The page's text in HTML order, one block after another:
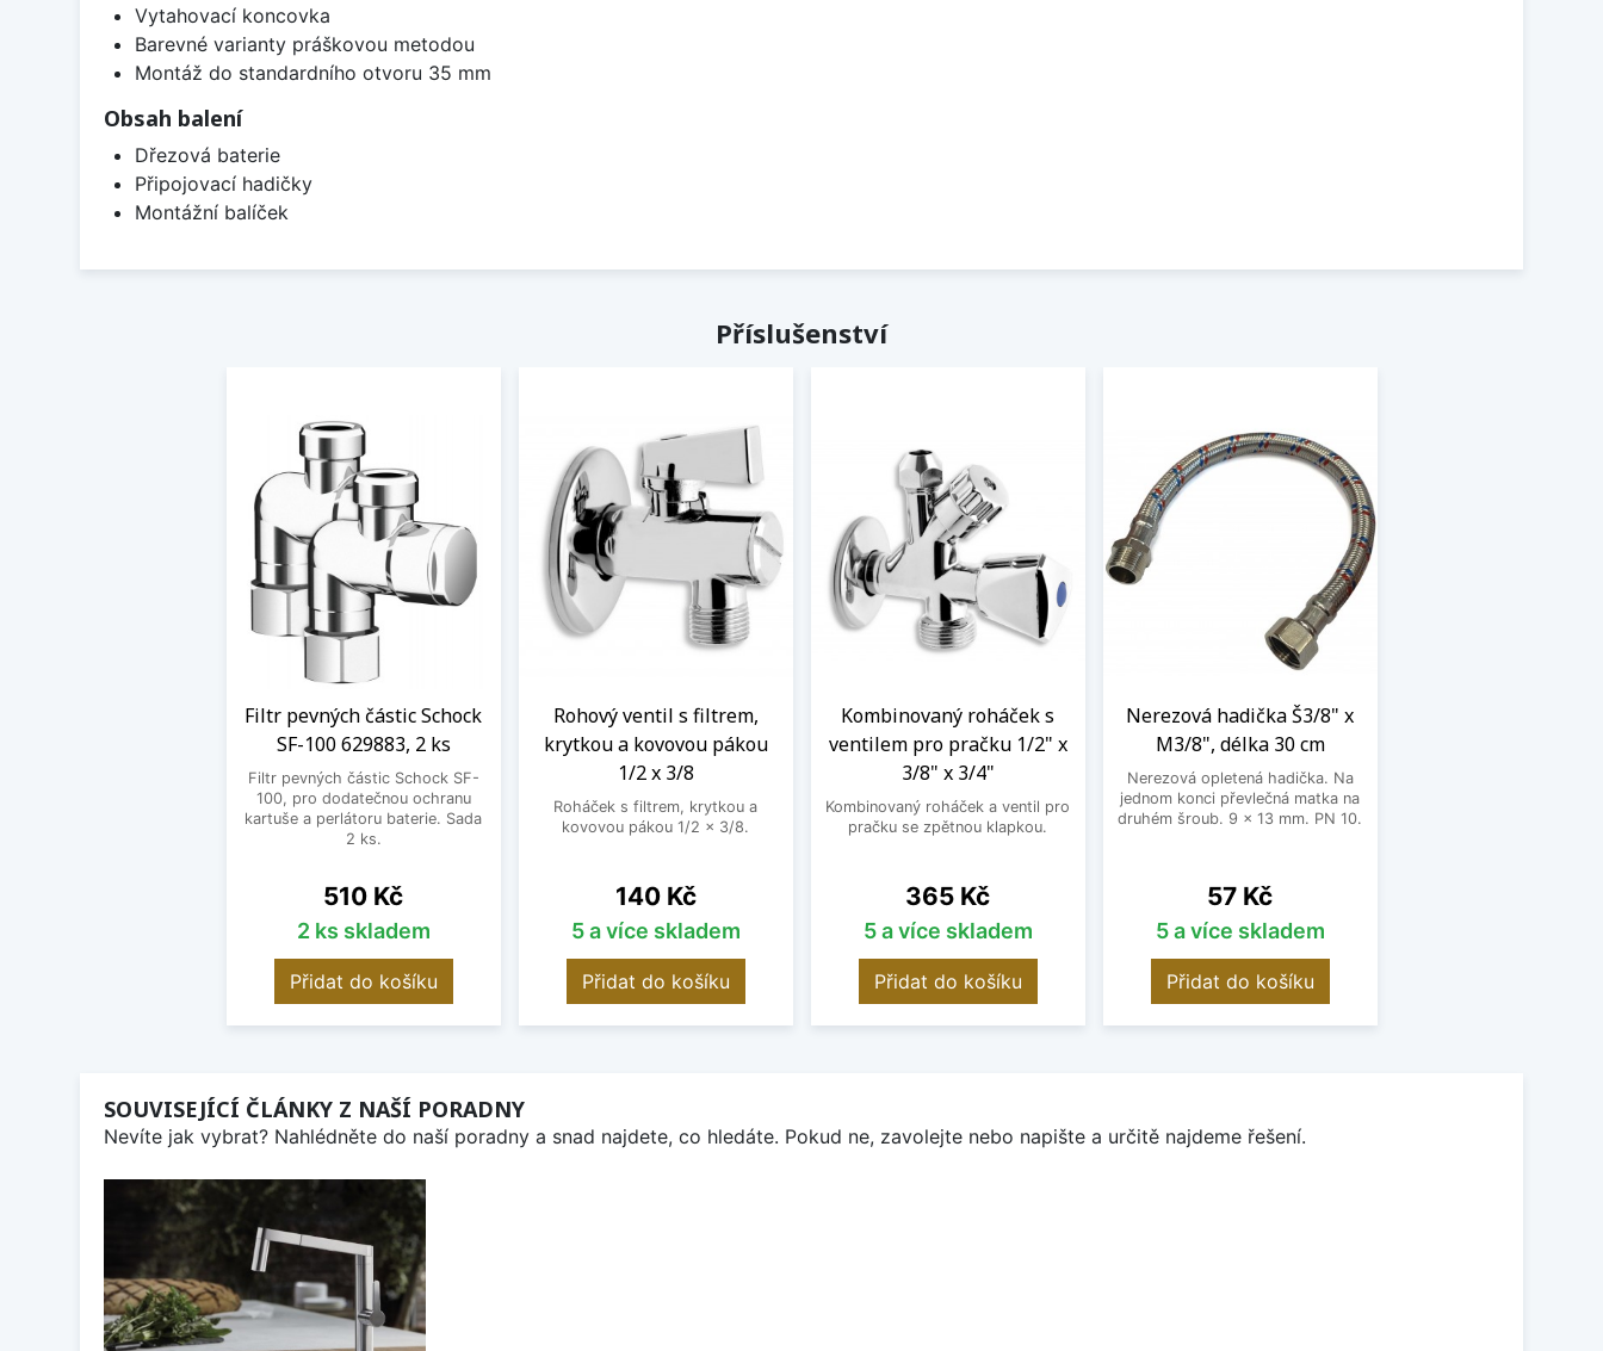
Vytahovací koncovka
Barevné varianty práškovou metodou
Montáž do standardního otvoru 35 mm
Obsah balení
Dřezová baterie
Připojovací hadičky
Montážní balíček
Příslušenství
Filtr pevných částic Schock
SF-100 629883, 2 ks
Filtr pevných částic Schock SF-
100, pro dodatečnou ochranu
kartuše a perlátoru baterie. Sada
2 ks.
Cena
510 Kč
2 ks skladem
Přidat do košíku
Rohový ventil s filtrem,
krytkou a kovovou pákou
1/2 x 3/8
Roháček s filtrem, krytkou a
kovovou pákou 1/2 x 3/8.
Cena
140 Kč
5 a více skladem
Přidat do košíku
Kombinovaný roháček s
ventilem pro pračku 1/2" x
3/8" x 3/4"
Kombinovaný roháček a ventil pro
pračku se zpětnou klapkou.
Cena
365 Kč
5 a více skladem
Přidat do košíku
Nerezová hadička Š3/8" x
M3/8", délka 30 cm
Nerezová opletená hadička. Na
jednom konci převlečná matka na
druhém šroub. 9 x 13 mm. PN 10.
Cena
57 Kč
5 a více skladem
Přidat do košíku
SOUVISEJÍCÍ ČLÁNKY Z NAŠÍ PORADNY
Nevíte jak vybrat? Nahlédněte do naší poradny a snad najdete, co hledáte. Pokud ne, zavolejte nebo napište a určitě najdeme řešení.